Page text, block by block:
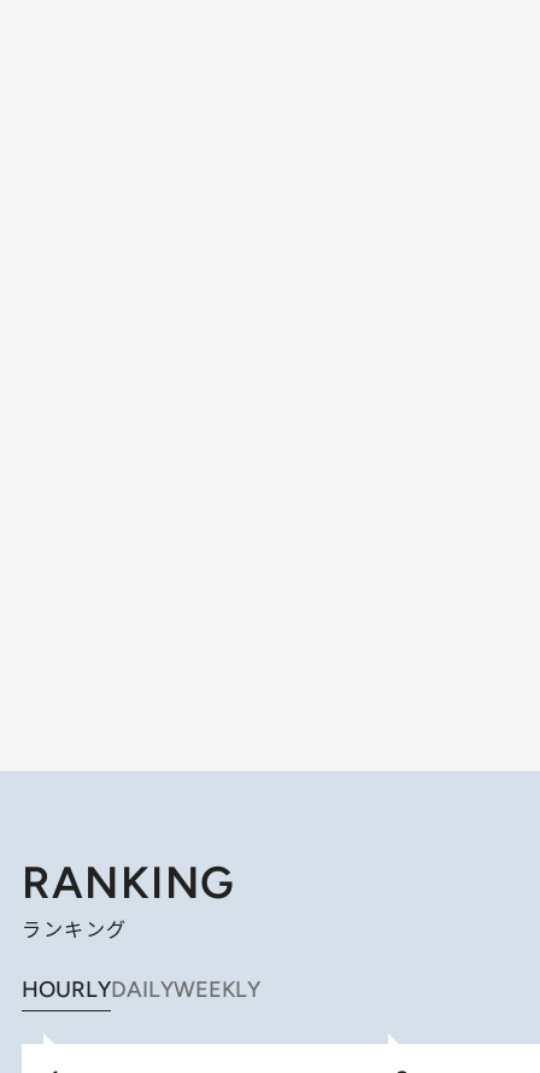
RANKING
ランキング
HOURLYDAILYWEEKLY